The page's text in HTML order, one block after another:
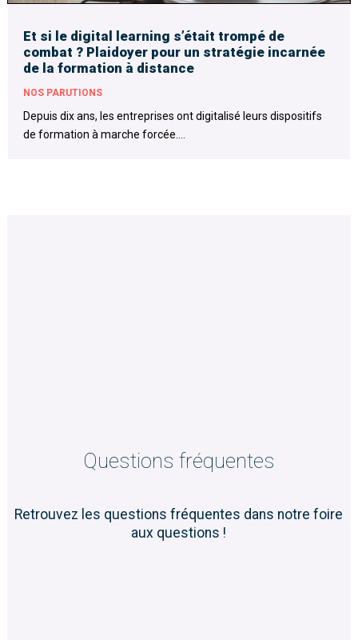
Et si le digital learning s’était trompé de
combat ? Plaidoyer pour un stratégie incarnée
de la formation à distance
NOS PARUTIONS
Depuis dix ans, les entreprises ont digitalisé leurs dispositifs
de formation à marche forcée....
Questions fréquentes
Retrouvez les questions fréquentes dans notre foire
aux questions !